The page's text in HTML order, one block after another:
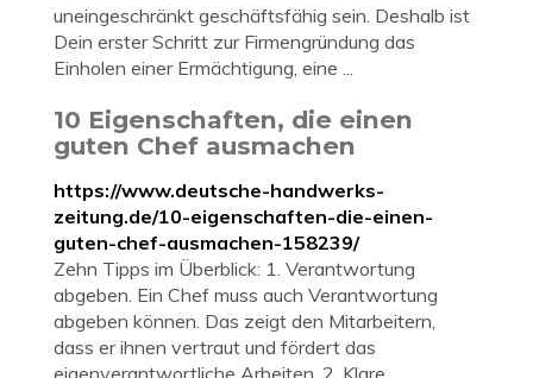
uneingeschränkt geschäftsfähig sein. Deshalb ist
Dein erster Schritt zur Firmengründung das
Einholen einer Ermächtigung, eine ...
10 Eigenschaften, die einen
guten Chef ausmachen
https://www.deutsche-handwerks-
zeitung.de/10-eigenschaften-die-einen-
guten-chef-ausmachen-158239/
Zehn Tipps im Überblick: 1. Verantwortung
abgeben. Ein Chef muss auch Verantwortung
abgeben können. Das zeigt den Mitarbeitern,
dass er ihnen vertraut und fördert das
eigenverantwortliche Arbeiten. 2. Klare